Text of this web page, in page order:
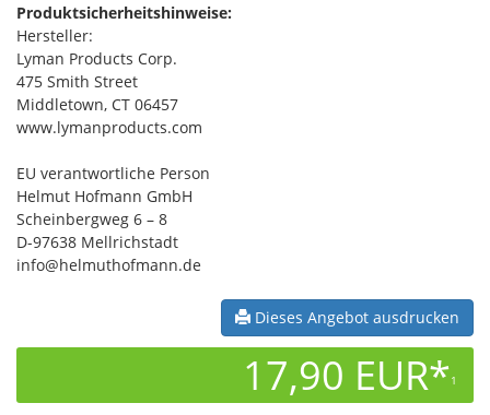
Produktsicherheitshinweise:
Hersteller:
Lyman Products Corp.
475 Smith Street
Middletown, CT 06457
www.lymanproducts.com
EU verantwortliche Person
Helmut Hofmann GmbH
Scheinbergweg 6 – 8
D-97638 Mellrichstadt
info@helmuthofmann.de
Dieses Angebot ausdrucken
17,90 EUR*1